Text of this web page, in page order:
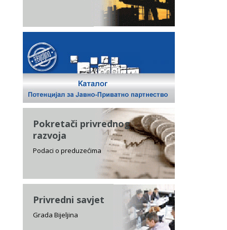
Pokretači privrednog
razvoja
Podaci o preduzećima
Privredni savjet
Grada Bijeljina